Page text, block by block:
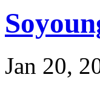
Jan 20,